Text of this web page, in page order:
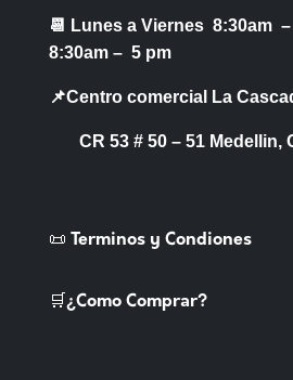
📆 Lunes a Viernes 8:30am
8:30am – 5 pm
📌Centro comercial La
CR 53 # 50 – 51 Medellin,
📜 Terminos y Condiones
🛒¿Como Comprar?